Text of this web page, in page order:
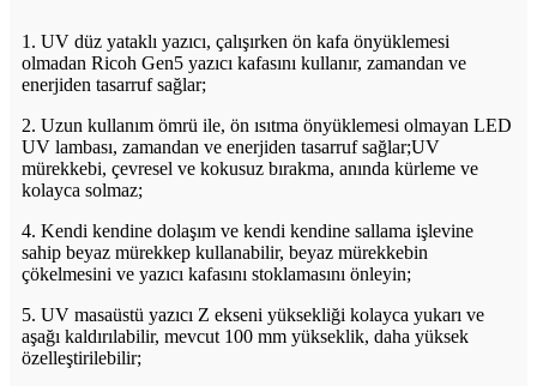
1. UV düz yataklı yazıcı, çalışırken ön kafa önyüklemesi
olmadan Ricoh Gen5 yazıcı kafasını kullanır, zamandan ve
enerjiden tasarruf sağlar;
2. Uzun kullanım ömrü ile, ön ısıtma önyüklemesi olmayan LED
UV lambası, zamandan ve enerjiden tasarruf sağlar;UV
mürekkebi, çevresel ve kokusuz bırakma, anında kürleme ve
kolayca solmaz;
4. Kendi kendine dolaşım ve kendi kendine sallama işlevine
sahip beyaz mürekkep kullanabilir, beyaz mürekkebin
çökelmesini ve yazıcı kafasını stoklamasını önleyin;
5. UV masaüstü yazıcı Z ekseni yüksekliği kolayca yukarı ve
aşağı kaldırılabilir, mevcut 100 mm yükseklik, daha yüksek
özelleştirilebilir;